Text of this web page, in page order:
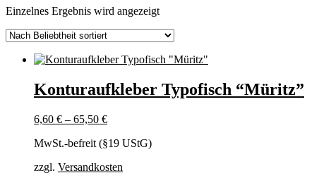
Einzelnes Ergebnis wird angezeigt
Konturaufkleber Typofisch “Müritz”
6,60 € – 65,50 €
MwSt.-befreit (§19 UStG)
zzgl. Versandkosten